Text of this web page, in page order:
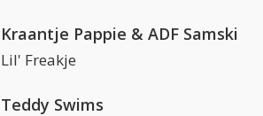
Kraantje Pappie & ADF Samski
Lil' Freakje
Teddy Swims